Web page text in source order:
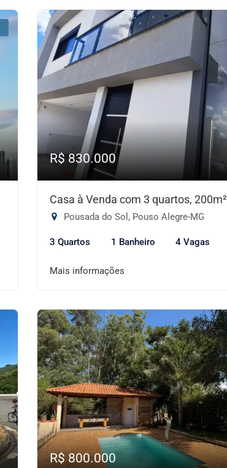
R$ 830.000
Casa à Venda com 3 quartos, 200m²
Pousada do Sol, Pouso Alegre-MG
3 Quartos 1 Banheiro 4 Vagas
Mais informações
R$ 800.000